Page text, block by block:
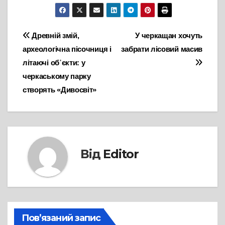
Навігація
записів
У черкащан хочуть
забрати лісовий масив
Древній змій,
археологічна пісочниця і
літаючі об᾽єкти: у
черкаському парку
створять «Дивосвіт»
Від Editor
Пов’язаний запис